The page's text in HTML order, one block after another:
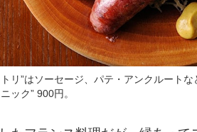
リ”はソーセージ、パテ・アンクルート
ック” 900円。